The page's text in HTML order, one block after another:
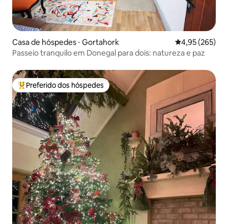
Casa de hóspedes ⋅ Gortahork 4,95 de uma
4,95 (265)
Passeio tranquilo em Donegal para dois: natureza e paz
Entre os melhores preferidos dos hóspedes
Preferido dos hóspedes